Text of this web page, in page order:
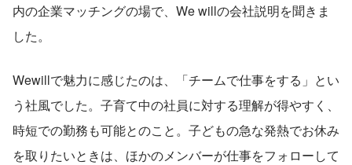
内の企業マッチングの場で、We willの会社説明を聞きま
した。
Wewillで魅力に感じたのは、「チームで仕事をする」とい
う社風でした。子育て中の社員に対する理解が得やすく、
時短での勤務も可能とのこと。子どもの急な発熱でお休み
を取りたいときは、ほかのメンバーが仕事をフォローして